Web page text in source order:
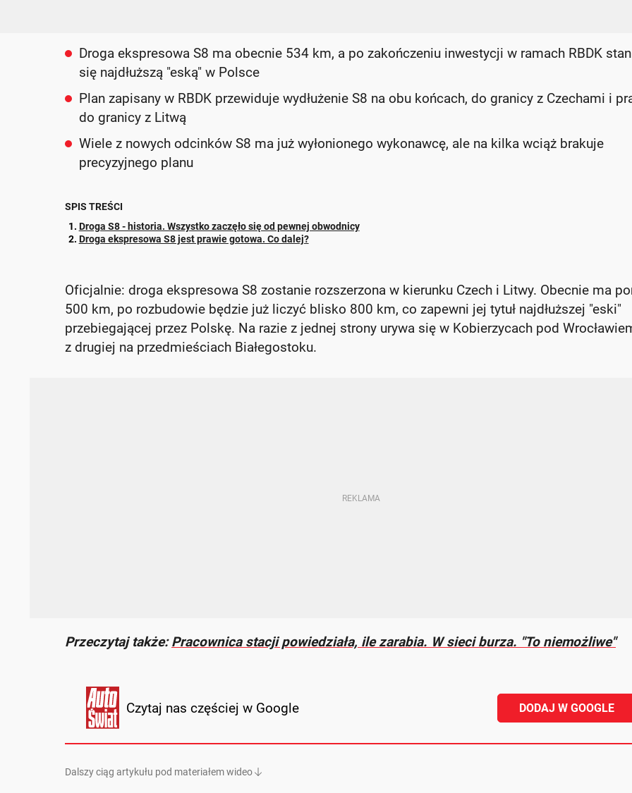
Droga ekspresowa S8 ma obecnie 534 km, a po zakończeniu inwestycji w ramach RBDK
się najdłuższą "eską" w Polsce
Plan zapisany w RBDK przewiduje wydłużenie S8 na obu końcach, do granicy z Czechami i
do granicy z Litwą
Wiele z nowych odcinków S8 ma już wyłonionego wykonawcę, ale na kilka wciąż brakuje
precyzyjnego planu
SPIS TREŚCI
Droga S8 - historia. Wszystko zaczęło się od pewnej obwodnicy
Droga ekspresowa S8 jest prawie gotowa. Co dalej?
Oficjalnie: droga ekspresowa S8 zostanie rozszerzona w kierunku Czech i Litwy. Obecnie ma
500 km, po rozbudowie będzie już liczyć blisko 800 km, co zapewni jej tytuł najdłuższej "eski"
przebiegającej przez Polskę. Na razie z jednej strony urywa się w Kobierzycach pod
z drugiej na przedmieściach Białegostoku.
Przeczytaj także:Pracownica stacji powiedziała, ile zarabia. W sieci burza. "To niemożliwe"
Czytaj nas częściej w Google DODAJ W GOOGLE
Dalszy ciąg artykułu pod materiałem wideo